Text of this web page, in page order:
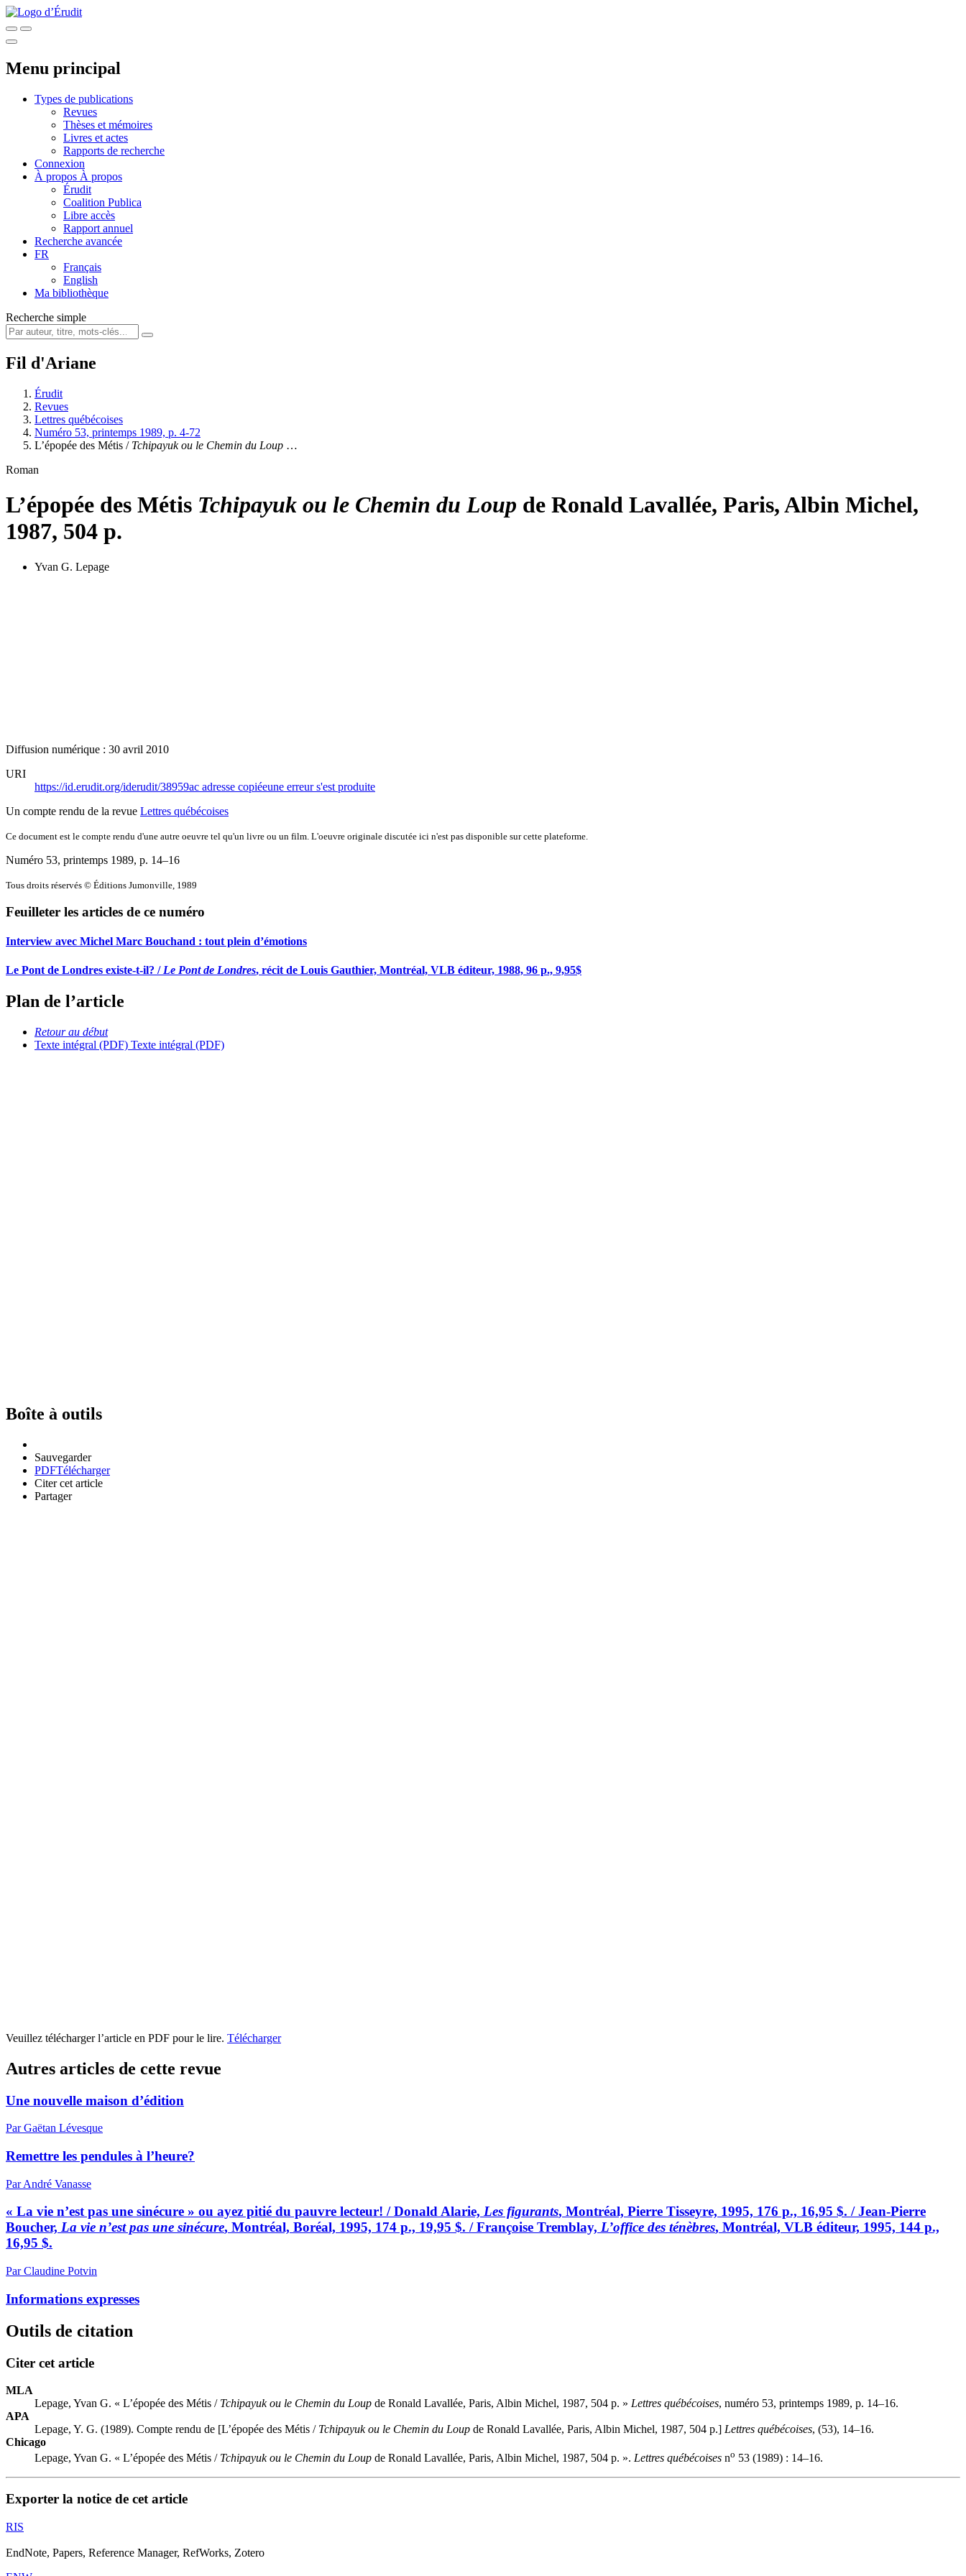
Menu principal
Types de publications
Revues
Thèses et mémoires
Livres et actes
Rapports de recherche
Connexion
À propos À propos
Érudit
Coalition Publica
Libre accès
Rapport annuel
Recherche avancée
FR
Français
English
Ma bibliothèque
Recherche simple
Fil d'Ariane
Érudit
Revues
Lettres québécoises
Numéro 53, printemps 1989, p. 4-72
L’épopée des Métis / Tchipayuk ou le Chemin du Loup …
Roman
L’épopée des Métis Tchipayuk ou le Chemin du Loup de Ronald Lavallée, Paris, Albin Michel,
1987, 504 p.
Yvan G. Lepage
Diffusion numérique : 30 avril 2010
URI
https://id.erudit.org/iderudit/38959ac adresse copiéeune erreur s'est produite
Un compte rendu de la revue Lettres québécoises
Ce document est le compte rendu d'une autre oeuvre tel qu'un livre ou un film. L'oeuvre originale discutée ici n'est pas disponible sur cette plateforme.
Numéro 53, printemps 1989, p. 14–16
Tous droits réservés © Éditions Jumonville, 1989
Feuilleter les articles de ce numéro
Interview avec Michel Marc Bouchand : tout plein d’émotions
Le Pont de Londres existe-t-il? / Le Pont de Londres, récit de Louis Gauthier, Montréal, VLB éditeur, 1988, 96 p., 9,95$
Plan de l’article
Retour au début
Texte intégral (PDF) Texte intégral (PDF)
Boîte à outils
Sauvegarder
PDFTélécharger
Citer cet article
Partager
Veuillez télécharger l’article en PDF pour le lire. Télécharger
Autres articles de cette revue
Une nouvelle maison d’édition
Par Gaëtan Lévesque
Remettre les pendules à l’heure?
Par André Vanasse
« La vie n’est pas une sinécure » ou ayez pitié du pauvre lecteur! / Donald Alarie, Les figurants, Montréal, Pierre Tisseyre, 1995, 176 p., 16,95 $. / Jean-Pierre
Boucher, La vie n’est pas une sinécure, Montréal, Boréal, 1995, 174 p., 19,95 $. / Françoise Tremblay, L’office des ténèbres, Montréal, VLB éditeur, 1995, 144 p.,
16,95 $.
Par Claudine Potvin
Informations expresses
Outils de citation
Citer cet article
MLA
Lepage, Yvan G. « L’épopée des Métis / Tchipayuk ou le Chemin du Loup de Ronald Lavallée, Paris, Albin Michel, 1987, 504 p. » Lettres québécoises, numéro 53, printemps 1989, p. 14–16.
APA
Lepage, Y. G. (1989). Compte rendu de [L’épopée des Métis / Tchipayuk ou le Chemin du Loup de Ronald Lavallée, Paris, Albin Michel, 1987, 504 p.] Lettres québécoises, (53), 14–16.
Chicago
Lepage, Yvan G. « L’épopée des Métis / Tchipayuk ou le Chemin du Loup de Ronald Lavallée, Paris, Albin Michel, 1987, 504 p. ». Lettres québécoises no 53 (1989) : 14–16.
Exporter la notice de cet article
RIS
EndNote, Papers, Reference Manager, RefWorks, Zotero